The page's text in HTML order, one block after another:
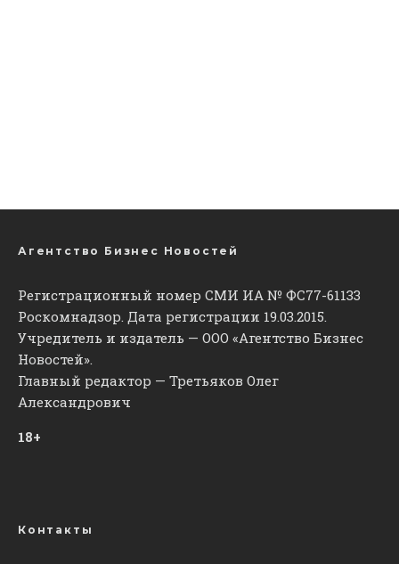
Агентство Бизнес Новостей
Регистрационный номер СМИ ИА № ФС77-61133
Роскомнадзор. Дата регистрации 19.03.2015.
Учредитель и издатель — ООО «Агентство Бизнес
Новостей».
Главный редактор — Третьяков Олег
Александрович
18+
Контакты